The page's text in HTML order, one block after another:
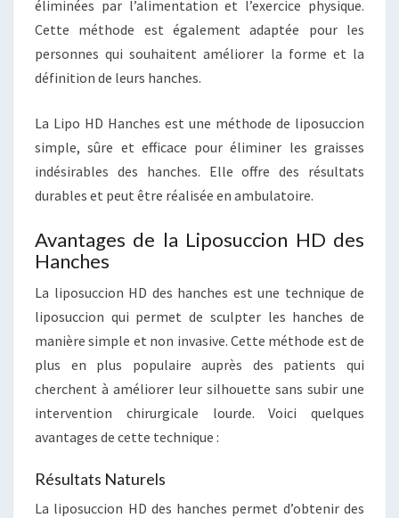
éliminées par l’alimentation et l’exercice physique.
Cette méthode est également adaptée pour les
personnes qui souhaitent améliorer la forme et la
définition de leurs hanches.
La Lipo HD Hanches est une méthode de liposuccion
simple, sûre et efficace pour éliminer les graisses
indésirables des hanches. Elle offre des résultats
durables et peut être réalisée en ambulatoire.
Avantages de la Liposuccion HD des
Hanches
La liposuccion HD des hanches est une technique de
liposuccion qui permet de sculpter les hanches de
manière simple et non invasive. Cette méthode est de
plus en plus populaire auprès des patients qui
cherchent à améliorer leur silhouette sans subir une
intervention chirurgicale lourde. Voici quelques
avantages de cette technique :
Résultats Naturels
La liposuccion HD des hanches permet d’obtenir des